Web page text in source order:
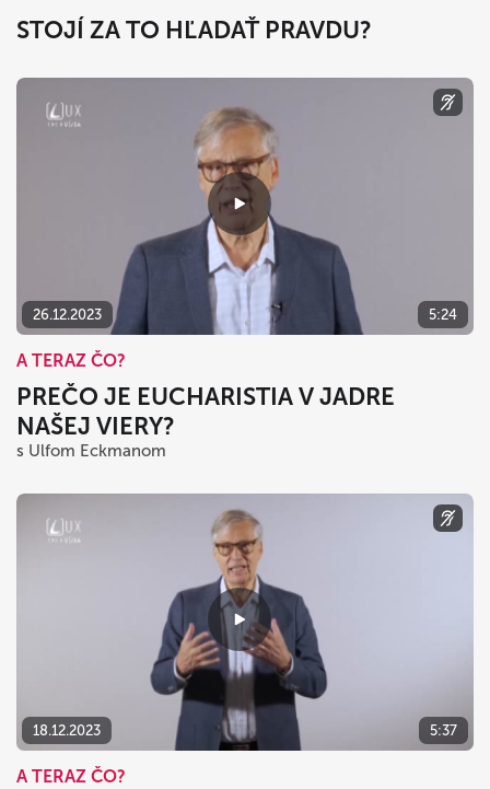
STOJÍ ZA TO HĽADAŤ PRAVDU?
26.12.2023 5:24
A TERAZ ČO?
PREČO JE EUCHARISTIA V JADRE
NAŠEJ VIERY?
s Ulfom Eckmanom
18.12.2023 5:37
A TERAZ ČO?